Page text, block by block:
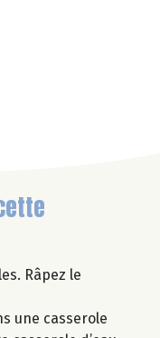
Râpez le
une casserole